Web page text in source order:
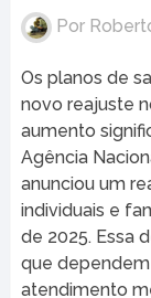
Por
Os planos de
novo reajuste
aumento
Agência
anunciou um
individuais e
de 2025. Essa
que
atendimento